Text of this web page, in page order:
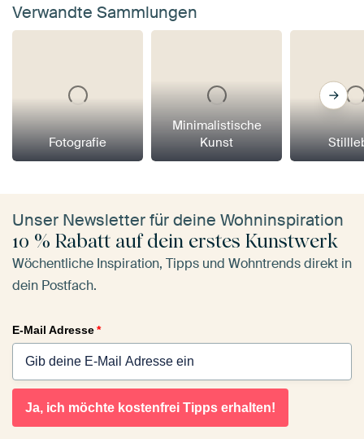
Verwandte Sammlungen
Fotografie
Minimalistische
Kunst
Unser Newsletter für deine Wohninspiration
10 % Rabatt auf dein erstes Kunstwerk
Wöchentliche Inspiration, Tipps und Wohntrends direkt in
dein Postfach.
E-Mail Adresse*
Ja, ich möchte kostenfrei Tipps erhalten!